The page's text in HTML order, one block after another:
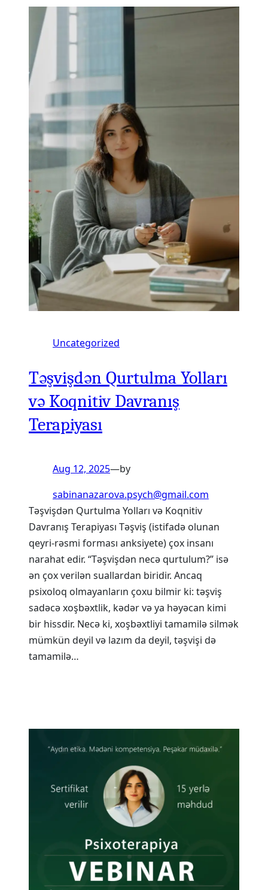
Uncategorized
Təşvişdən Qurtulma Yolları
və Koqnitiv Davranış
Terapiyası
Aug 12, 2025—by
sabinanazarova.psych@gmail.com
Təşvişdən Qurtulma Yolları və Koqnitiv
Davranış Terapiyası Təşviş (istifadə olunan
qeyri-rəsmi forması anksiyete) çox insanı
narahat edir. “Təşvişdən necə qurtulum?” isə
ən çox verilən suallardan biridir. Ancaq
psixoloq olmayanların çoxu bilmir ki: təşviş
sadəcə xoşbəxtlik, kədər və ya həyəcan kimi
bir hissdir. Necə ki, xoşbəxtliyi tamamilə silmək
mümkün deyil və lazım da deyil, təşvişi də
tamamilə…